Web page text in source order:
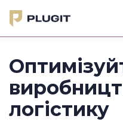
логістику